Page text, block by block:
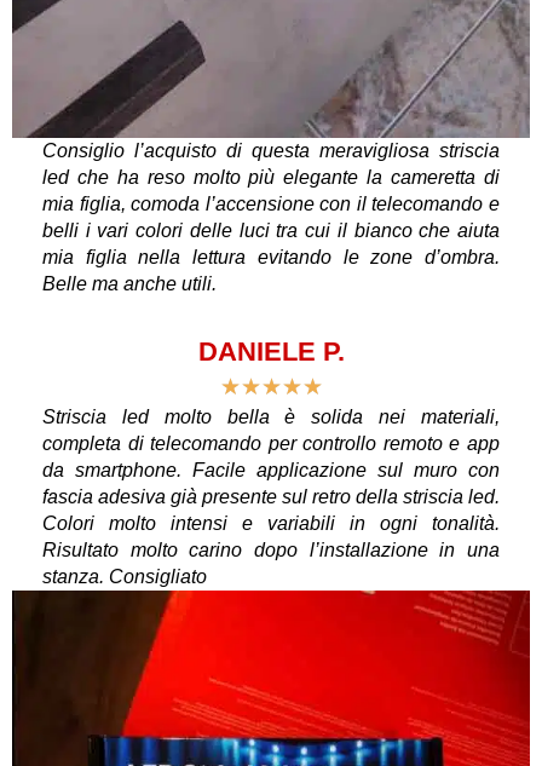
Consiglio l’acquisto di questa meravigliosa striscia
led che ha reso molto più elegante la cameretta di
mia figlia, comoda l’accensione con il telecomando e
belli i vari colori delle luci tra cui il bianco che aiuta
mia figlia nella lettura evitando le zone d’ombra.
Belle ma anche utili.
DANIELE P.
★★★★★
Striscia led molto bella è solida nei materiali,
completa di telecomando per controllo remoto e app
da smartphone. Facile applicazione sul muro con
fascia adesiva già presente sul retro della striscia led.
Colori molto intensi e variabili in ogni tonalità.
Risultato molto carino dopo l’installazione in una
stanza. Consigliato